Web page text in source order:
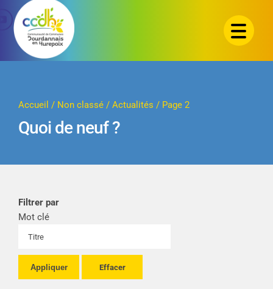
Passer
contenu
Accueil / Non classé/ Actualités / Page 2
Quoi de neuf ?
Filtrer par
Mot clé
Appliquer